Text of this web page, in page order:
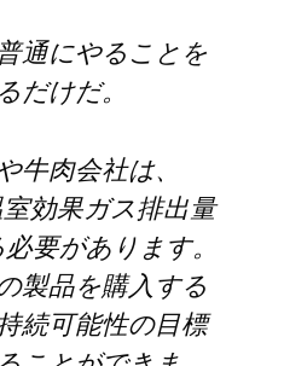
通にやることを
だけだ。
肉会社は、
効果ガス排出量
要があります。
製品を購入する
続可能性の目標